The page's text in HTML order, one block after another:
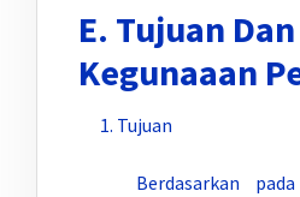
E. Tujuan Dan
Kegunaaan
Tujuan
Berdasarkan